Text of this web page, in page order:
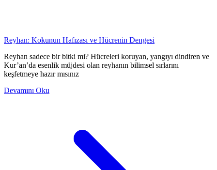
Reyhan: Kokunun Hafızası ve Hücrenin Dengesi
Reyhan sadece bir bitki mi? Hücreleri koruyan, yangıyı dindiren ve
Kur’an’da esenlik müjdesi olan reyhanın bilimsel sırlarını
keşfetmeye hazır mısınız
Devamını Oku